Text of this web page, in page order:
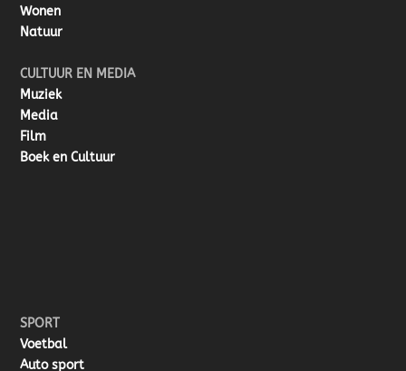
Wonen
Natuur
CULTUUR EN MEDIA
Muziek
Media
Film
Boek en Cultuur
SPORT
Voetbal
Auto sport